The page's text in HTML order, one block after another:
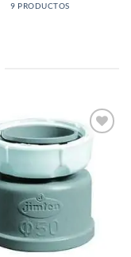
9 PRODUCTOS
lista de
deseos